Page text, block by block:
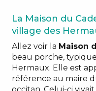
La Maison du
village des
Allez voir la Maison
beau porche,
Hermaux. Elle est
référence au maire